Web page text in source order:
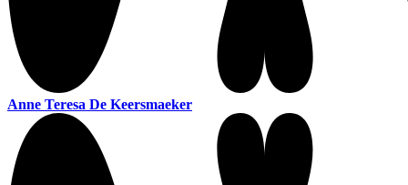
Anne Teresa De Keersmaeker